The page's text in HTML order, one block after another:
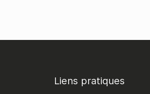
Liens pratiques